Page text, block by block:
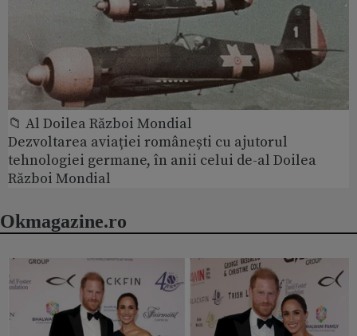
📁 Al Doilea Război Mondial
Dezvoltarea aviației românești cu ajutorul
tehnologiei germane, în anii celui de-al Doilea
Război Mondial
Okmagazine.ro